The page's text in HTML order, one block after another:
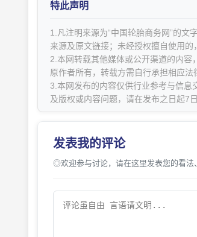
特此声明
1.凡注明来源为“中国轮胎商务网”的
来源及原文链接；未经授权擅自使用的
2.本网转载其他媒体或公开渠道的内
原作者所有，转载方需自行承担相应法
3.本网发布的内容仅供行业参考与信息
及版权或内容问题，请在发布之日起7
发表我的评论
◎欢迎参与讨论，请在这里发表您的看法